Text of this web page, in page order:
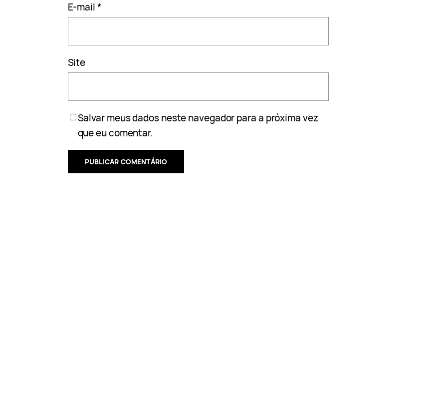
E-mail*
Site
Salvar meus dados neste navegador para a próxima vez
que eu comentar.